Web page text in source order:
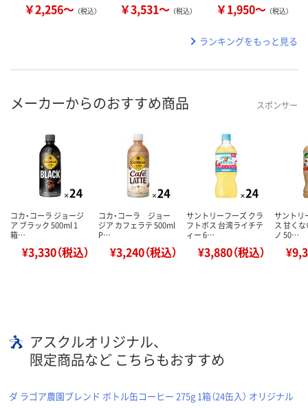
￥2,256～ （税込） ￥3,531～ （税込） ￥1,950～ （税込）
ランキングをもっと見る
メーカーからのおすすめ商品 スポンサー
コカ・コーラ ジョージ
ア ブラック 500ml 1
箱…
¥3,330（税込）
コカ・コーラ ジョー
ジア カフェラテ 500ml
P…
¥3,240（税込）
サントリーフーズ クラ
フトボス 台湾ライチテ
ィー 6…
¥3,880（税込）
サントリ
ス 甘く
ノ 50…
アスクルオリジナル、
限定商品など こちらもおすすめ
ダ ラゴア農園ブレンド ボトル缶コーヒー 275g 1箱（24缶入） オリジナル